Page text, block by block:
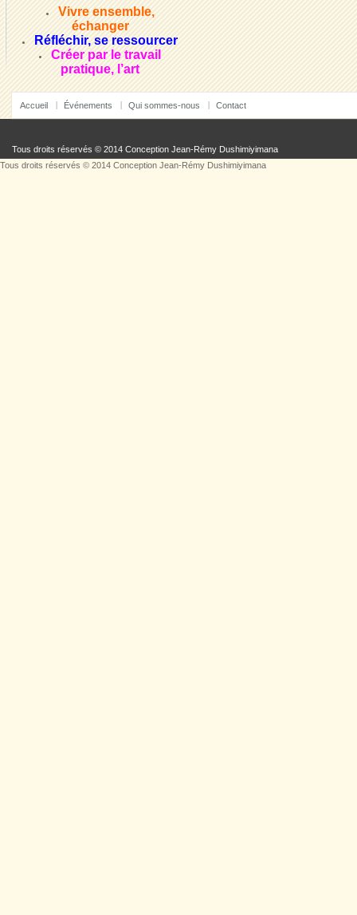
Vivre ensemble,
échanger
Réfléchir, se ressourcer
Créer par le travail
pratique, l’art
Accueil Événements Qui sommes-nous Contact
Tous droits réservés © 2014 Conception Jean-Rémy Dushimiyimana
Tous droits réservés © 2014 Conception Jean-Rémy Dushimiyimana